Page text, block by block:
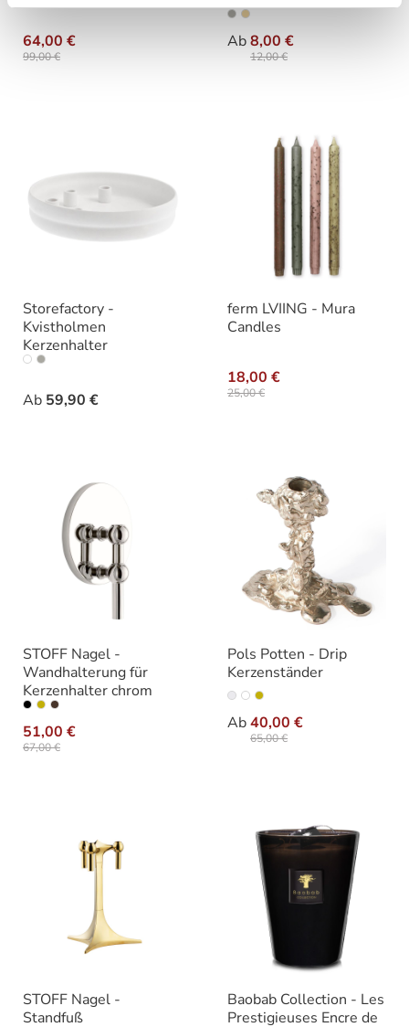
64,00 €
99,00 €
Ab8,00 €
12,00 €
Farbe
Storefactory -
Kvistholmen
Kerzenhalter
Ab 59,90 €
Varianten
ferm LVIING - Mura
Candles
18,00 €
25,00 €
STOFF Nagel -
Wandhalterung für
Kerzenhalter chrom
51,00 €
67,00 €
Varianten
Pols Potten - Drip
Kerzenständer
Ab40,00 €
65,00 €
Varianten
STOFF Nagel -
Standfuß
Baobab Collection - Les
Prestigieuses Encre de